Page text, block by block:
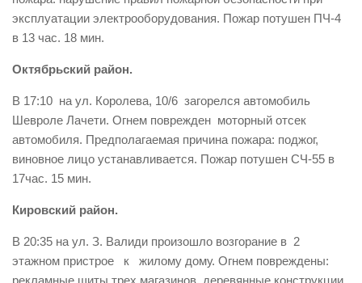
эксплуатации электрооборудования. Пожар потушен ПЧ-4
в 13 час. 18 мин.
Октябрьский район.
В 17:10 на ул. Королева, 10/6 загорелся автомобиль
Шевроле Лачети. Огнем поврежден моторный отсек
автомобиля. Предполагаемая причина пожара: поджог,
виновное лицо устанавливается. Пожар потушен СЧ-55 в
17час. 15 мин.
Кировский район.
В 20:35 на ул. З. Валиди произошло возгорание в 2
этажном пристрое к жилому дому. Огнем повреждены:
рекламные щиты трех магазинов, деревянные конструкции